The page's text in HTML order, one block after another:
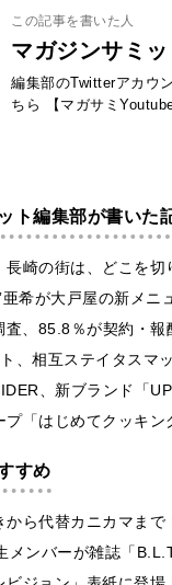
この記事を書いた人
マガジンサミ
編集部のTwitterアカウ
ちら
【マガサミYoutube
ト編集部が書いた
長崎の街は、どこを
亜希が大戸屋の新メ
査、85.8％が契約・
ト、相互ステイタス
、新ブランド「
プ「はじめてクッキ
すめ
から代替カニカマま
メンバーが雑誌「